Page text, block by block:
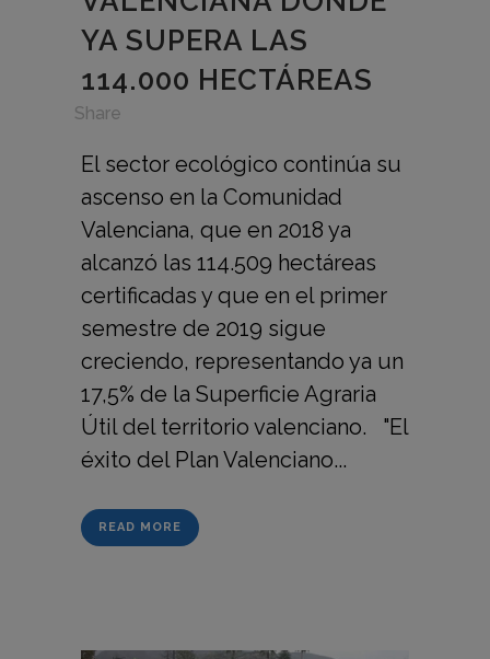
YA SUPERA LAS
114.000 HECTÁREAS
Share
El sector ecológico continúa su
ascenso en la Comunidad
Valenciana, que en 2018 ya
alcanzó las 114.509 hectáreas
certificadas y que en el primer
semestre de 2019 sigue
creciendo, representando ya un
17,5% de la Superficie Agraria
Útil del territorio valenciano. "El
éxito del Plan Valenciano...
READ MORE